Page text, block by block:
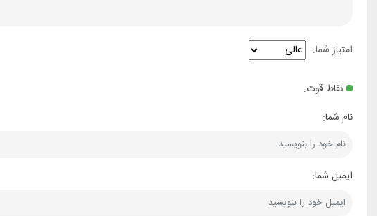
امتیاز شما:
نقاط قوت:
نام شما:
ایمیل شما: